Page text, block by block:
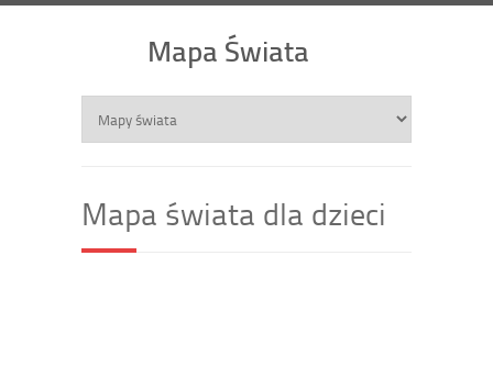
Mapa Świata
Mapa świata dla dzieci